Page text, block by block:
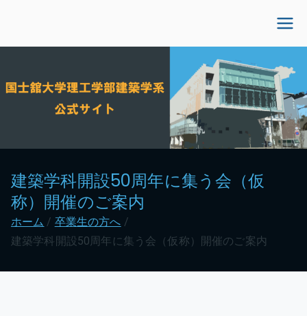
を
キ
国士舘大学理工学部建
築学系公式サイト
建築学科開設50周年に集う会（仮
称）開催のご案内
ホーム
卒業生の方へ
建築学科開設50周年に集う会（仮称）開催のご案内